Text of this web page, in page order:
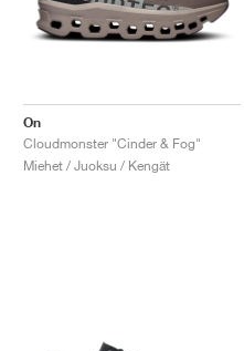
On
Cloudmonster "Cinder & Fog"
Miehet / Juoksu / Kengät